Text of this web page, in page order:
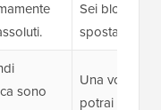
Sei bloccato
spostare
sono
Una volta
potrai mai